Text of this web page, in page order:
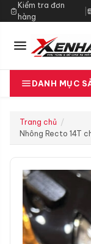
Kiểm tra đơn
hàng
|
DANH MỤC
Trang chủ
Nhông Recto 14T